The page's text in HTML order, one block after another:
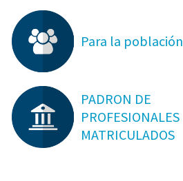
Para la población
PADRON DE
PROFESIONALES
MATRICULADOS